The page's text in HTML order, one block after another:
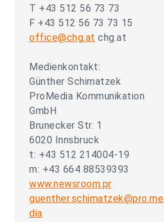
T +43 512 56 73 73
F +43 512 56 73 73 15
office@chg.at chg.at
Medienkontakt:
Günther Schimatzek
ProMedia Kommunikation
GmbH
Brunecker Str. 1
6020 Innsbruck
t: +43 512 214004-19
m: +43 664 88539393
www.newsroom.pr
guenther.schimatzek@pro.me
dia